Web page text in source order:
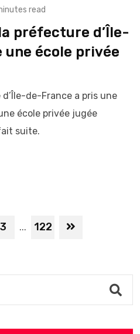
read
préfecture d’Île-
école privée
de-France a pris une
école privée jugée
suite.
3 ... 122